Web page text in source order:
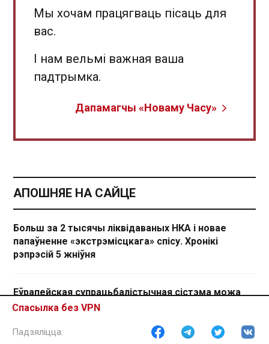
Спасылка без VPN
Мы хочам працягваць пісаць для
вас.
І нам вельмі важная ваша
падтрымка.
Дапамагчы «Новаму Часу»
АПОШНЯЕ НА САЙЦЕ
Больш за 2 тысячы ліквідаваных НКА і новае
папаўненне «экстрэмісцкага» спісу. Хронікі
рэпрэсій 5 жніўня
Еўрапейская супрацьбалістычная сістэма можа
быць гатовая да сярэдзіны 2027 года